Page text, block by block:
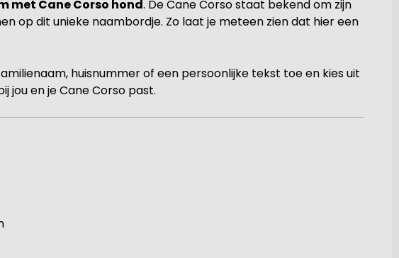
met Cane Corso hond. De Cane Corso staat bekend om zijn
op dit unieke naambordje. Zo laat je meteen zien dat hier een
huisnummer of een persoonlijke tekst toe en kies uit
jou en je Cane Corso past.